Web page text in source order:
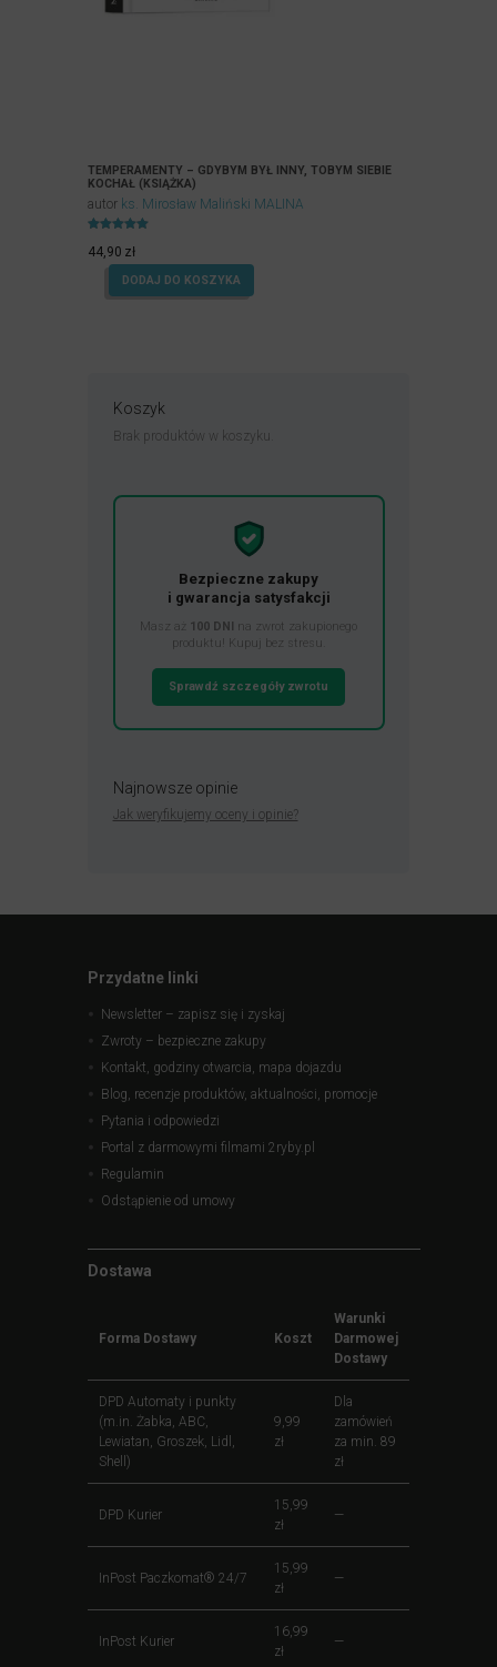
TEMPERAMENTY – GDYBYM BYŁ INNY, TOBYM SIEBIE
KOCHAŁ (KSIĄŻKA)
autor ks. Mirosław Maliński MALINA
4.96
na 5.
44,90 zł
DODAJ DO KOSZYKA
Koszyk
Brak produktów w koszyku.
Bezpieczne zakupy
i gwarancja satysfakcji
Masz aż 100 DNI na zwrot zakupionego
produktu! Kupuj bez stresu.
Sprawdź szczegóły zwrotu
Najnowsze opinie
Jak weryfikujemy oceny i opinie?
Przydatne linki
Newsletter – zapisz się i zyskaj
Zwroty – bezpieczne zakupy
Kontakt, godziny otwarcia, mapa dojazdu
Blog, recenzje produktów, aktualności, promocje
Pytania i odpowiedzi
Portal z darmowymi filmami 2ryby.pl
Regulamin
Odstąpienie od umowy
Dostawa
Forma Dostawy Koszt
Warunki
Darmowej
Dostawy
DPD Automaty i punkty
(m.in. Żabka, ABC,
Lewiatan, Groszek, Lidl,
Shell)
9,99
zł
Dla
zamówień
za min. 89
zł
DPD Kurier
15,99
zł
—
InPost Paczkomat® 24/7
15,99
zł
—
InPost Kurier
16,99
zł
—